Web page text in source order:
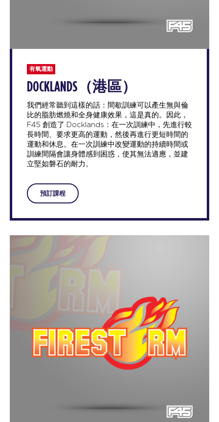
有氧運動
DOCKLANDS（港區）
我們經常聽到這樣的話：間歇訓練可以產生無與倫
比的脂肪燃燒和全身健康效果，這是真的。因此，
F45 創造了 Docklands：在一次訓練中，先進行較
長時間、要求更高的運動，然後再進行更短時間的
運動和休息。在一次訓練中改變運動的持續時間或
訓練間隔會讓身體感到困惑，使其無法適應，並建
立堅如磐石的耐力。
預訂課程